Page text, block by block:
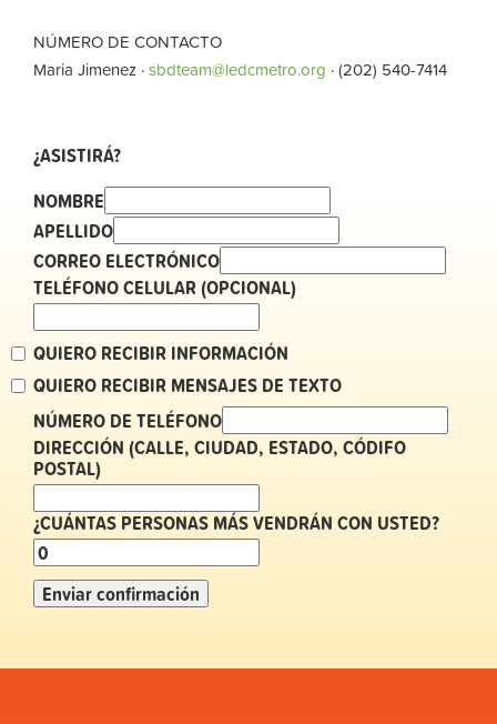
NÚMERO DE CONTACTO
Maria Jimenez ·sbdteam@ledcmetro.org · (202) 540-7414
¿ASISTIRÁ?
NOMBRE
APELLIDO
CORREO ELECTRÓNICO
TELÉFONO CELULAR (OPCIONAL)
QUIERO RECIBIR INFORMACIÓN
QUIERO RECIBIR MENSAJES DE TEXTO
NÚMERO DE TELÉFONO
DIRECCIÓN (CALLE, CIUDAD, ESTADO, CÓDIFO
POSTAL)
¿CUÁNTAS PERSONAS MÁS VENDRÁN CON USTED?